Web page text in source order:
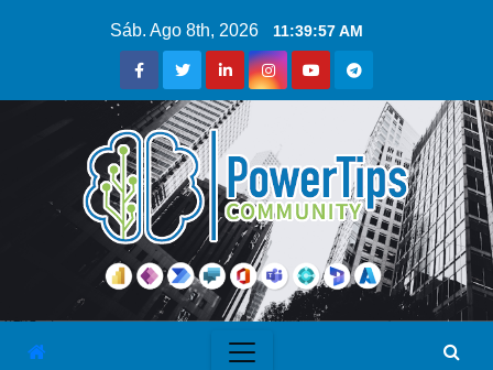
Sáb. Ago 8th, 2026 11:39:58 AM